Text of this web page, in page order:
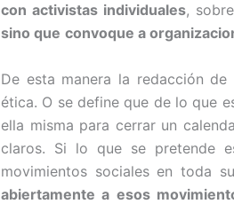
con activistas individuales,
sino que convoque a
De esta manera la redacción
ética. O se define que de lo que
ella misma para cerrar un
claros. Si lo que se pretende
movimientos sociales en toda
abiertamente a esos